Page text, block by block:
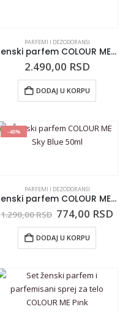
PARFEMI I DEZODORANSI
Ženski parfem COLOUR ME Gold 100ml
2.490,00 RSD
DODAJ U KORPU
-40%
PARFEMI I DEZODORANSI
Ženski parfem COLOUR ME Sky Blue 50ml
1.290,00RSD 774,00 RSD
DODAJ U KORPU